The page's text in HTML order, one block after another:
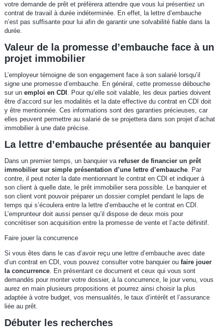
votre demande de prêt et préfèrera attendre que vous lui présentiez un
contrat de travail à durée indéterminée. En effet, la lettre d’embauche
n’est pas suffisante pour lui afin de garantir une solvabilité fiable dans la
durée.
Valeur de la promesse d’embauche face à un
projet immobilier
L’employeur témoigne de son engagement face à son salarié lorsqu’il
signe une promesse d’embauche. En général, cette promesse débouche
sur un emploi en CDI . Pour qu’elle soit valable, les deux parties doivent
être d’accord sur les modalités et la date effective du contrat en CDI doit
y être mentionnée. Ces informations sont des garanties précieuses, car
elles peuvent permettre au salarié de se projettera dans son projet d’achat
immobilier à une date précise.
La lettre d’embauche présentée au banquier
Dans un premier temps, un banquier va refuser de financier un prêt
immobilier sur simple présentation d’une lettre d’embauche. Par
contre, il peut noter la date mentionnant le contrat en CDI et indiquer à
son client à quelle date, le prêt immobilier sera possible. Le banquier et
son client vont pouvoir préparer un dossier complet pendant le laps de
temps qui s’écoulera entre la lettre d’embauche et le contrat en CDI.
L’emprunteur doit aussi penser qu’il dispose de deux mois pour
concrétiser son acquisition entre la promesse de vente et l’acte définitif.
Faire jouer la concurrence
Si vous êtes dans le cas d’avoir reçu une lettre d’embauche avec date
d’un contrat en CDI, vous pouvez consulter votre banquier ou faire jouer
la concurrence. En présentant ce document et ceux qui vous sont
demandés pour monter votre dossier, à la concurrence, le jour venu, vous
aurez en main plusieurs propositions et pourrez ainsi choisir la plus
adaptée à votre budget, vos mensualités, le taux d’intérêt et l’assurance
liée au prêt.
Débuter les recherches